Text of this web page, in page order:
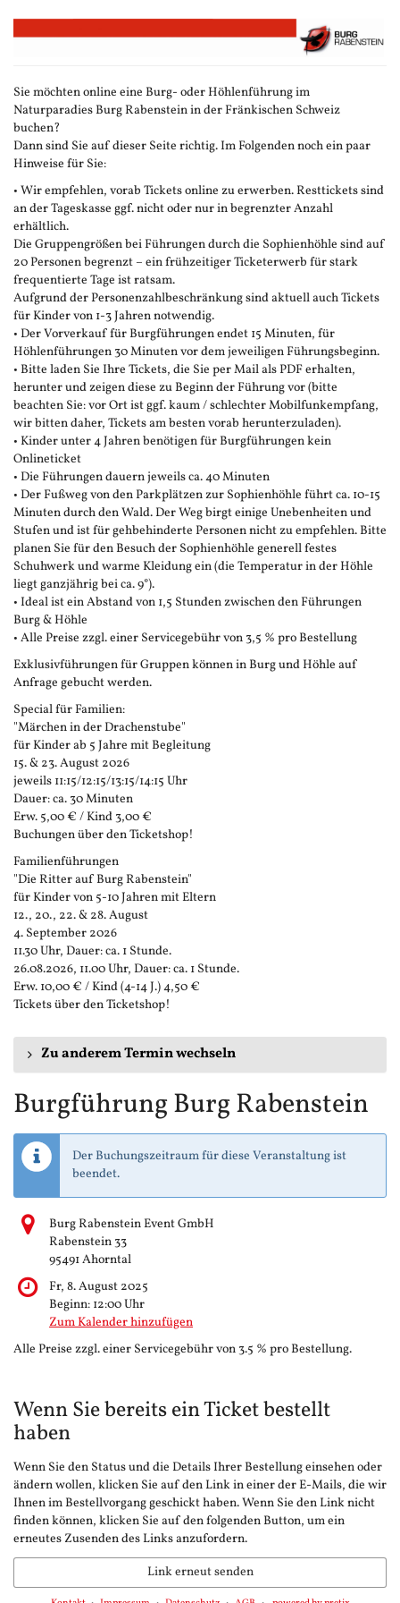
Zum
Haupt-
Sie möchten online eine Burg- oder Höhlenführung im
Naturparadies Burg Rabenstein in der Fränkischen Schweiz
buchen?
Dann sind Sie auf dieser Seite richtig. Im Folgenden noch ein paar
Hinweise für Sie:
• Wir empfehlen, vorab Tickets online zu erwerben. Resttickets sind
an der Tageskasse ggf. nicht oder nur in begrenzter Anzahl
erhältlich.
Die Gruppengrößen bei Führungen durch die Sophienhöhle sind auf
20 Personen begrenzt – ein frühzeitiger Ticketerwerb für stark
frequentierte Tage ist ratsam.
Aufgrund der Personenzahlbeschränkung sind aktuell auch Tickets
für Kinder von 1-3 Jahren notwendig.
• Der Vorverkauf für Burgführungen endet 15 Minuten, für
Höhlenführungen 30 Minuten vor dem jeweiligen Führungsbeginn.
• Bitte laden Sie Ihre Tickets, die Sie per Mail als PDF erhalten,
herunter und zeigen diese zu Beginn der Führung vor (bitte
beachten Sie: vor Ort ist ggf. kaum / schlechter Mobilfunkempfang,
wir bitten daher, Tickets am besten vorab herunterzuladen).
• Kinder unter 4 Jahren benötigen für Burgführungen kein
Onlineticket
• Die Führungen dauern jeweils ca. 40 Minuten
• Der Fußweg von den Parkplätzen zur Sophienhöhle führt ca. 10-15
Minuten durch den Wald. Der Weg birgt einige Unebenheiten und
Stufen und ist für gehbehinderte Personen nicht zu empfehlen. Bitte
planen Sie für den Besuch der Sophienhöhle generell festes
Schuhwerk und warme Kleidung ein (die Temperatur in der Höhle
liegt ganzjährig bei ca. 9°).
• Ideal ist ein Abstand von 1,5 Stunden zwischen den Führungen
Burg & Höhle
• Alle Preise zzgl. einer Servicegebühr von 3,5 % pro Bestellung
Exklusivführungen für Gruppen können in Burg und Höhle auf
Anfrage gebucht werden.
Special für Familien:
"Märchen in der Drachenstube"
für Kinder ab 5 Jahre mit Begleitung
15. & 23. August 2026
jeweils 11:15/12:15/13:15/14:15 Uhr
Dauer: ca. 30 Minuten
Erw. 5,00 € / Kind 3,00 €
Buchungen über den Ticketshop!
Familienführungen
"Die Ritter auf Burg Rabenstein"
für Kinder von 5-10 Jahren mit Eltern
12., 20., 22. & 28. August
4. September 2026
11.30 Uhr, Dauer: ca. 1 Stunde.
26.08.2026, 11.00 Uhr, Dauer: ca. 1 Stunde.
Erw. 10,00 € / Kind (4-14 J.) 4,50 €
Tickets über den Ticketshop!
Zu anderem Termin wechseln
Burgführung Burg Rabenstein
Der Buchungszeitraum für diese Veranstaltung ist
beendet.
Burg Rabenstein Event GmbH
Rabenstein 33
95491 Ahorntal
Fr, 8. August 2025
Beginn: 12:00Uhr
Zum Kalender hinzufügen
Alle Preise zzgl. einer Servicegebühr von 3.5 % pro Bestellung.
Wenn Sie bereits ein Ticket bestellt
haben
Wenn Sie den Status und die Details Ihrer Bestellung einsehen oder
ändern wollen, klicken Sie auf den Link in einer der E-Mails, die wir
Ihnen im Bestellvorgang geschickt haben. Wenn Sie den Link nicht
finden können, klicken Sie auf den folgenden Button, um ein
erneutes Zusenden des Links anzufordern.
Link erneut senden